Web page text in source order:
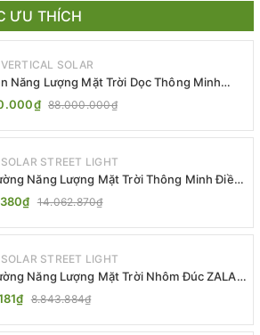
ƯU THÍCH
SOLAR
Năng Lượng Mặt Trời Dọc Thông Minh
360 | ZALAA Jsc
88.000.000₫
STREET LIGHT
Năng Lượng Mặt Trời Thông Minh Điều
ZL-GMX01 ZALAA
14.062.870₫
STREET LIGHT
Năng Lượng Mặt Trời Nhôm Đúc ZALAA
Cao Cấp IP65
8.843.884₫